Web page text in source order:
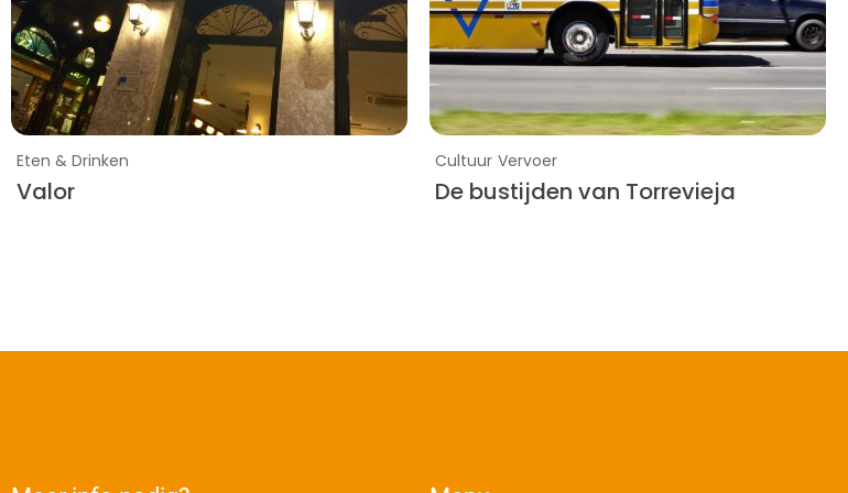
Eten & Drinken
Valor
Cultuur Vervoer
De bustijden van Torrevieja